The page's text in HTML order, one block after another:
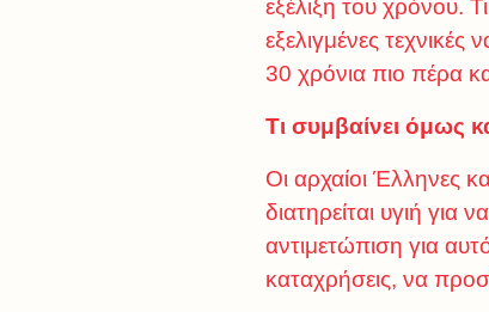
εξέλιξη του χρόνου.
εξελιγμένες
30 χρόνια πιο πέρα
Τι συμβαίνει όμως
Οι αρχαίοι Έλληνες
διατηρείται υγιή
αντιμετώπιση για
καταχρήσεις, να